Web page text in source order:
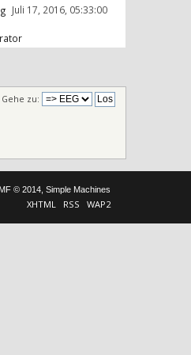
Juli 17, 2016, 05:33:00
Gehe zu:
© 2014, Simple Machines
XHTML RSS WAP2